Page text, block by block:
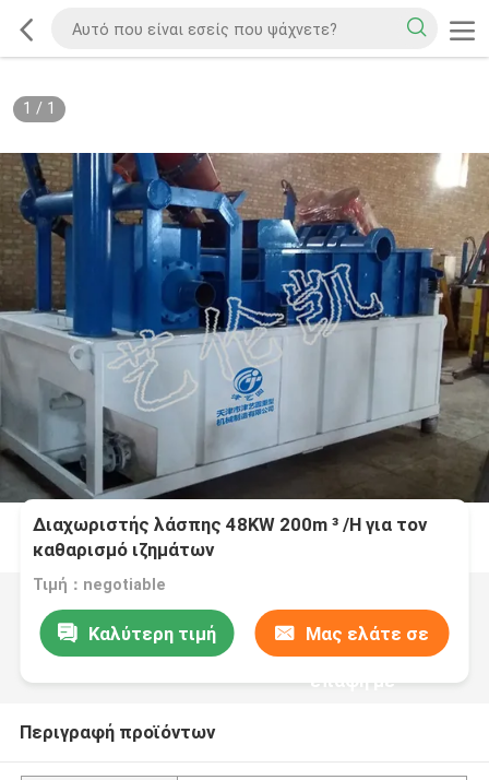
1 / 1
Διαχωριστής λάσπης 48KW 200m ³ /H για τον
καθαρισμό ιζημάτων
Τιμή：negotiable
Καλύτερη τιμή Μας ελάτε σε
επαφή με
Περιγραφή προϊόντων